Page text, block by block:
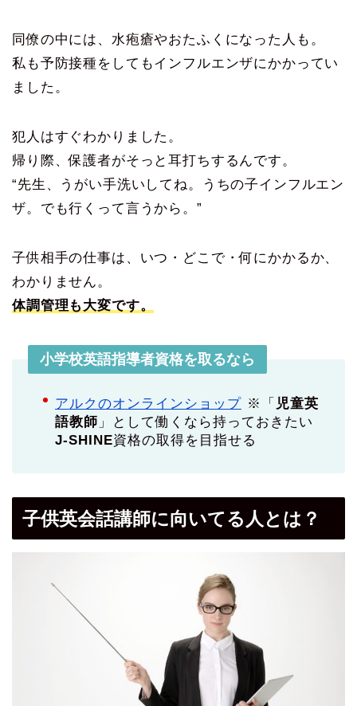
同僚の中には、水疱瘡やおたふくになった人も。
私も予防接種をしてもインフルエンザにかかってい
ました。
犯人はすぐわかりました。
帰り際、保護者がそっと耳打ちするんです。
“先生、うがい手洗いしてね。うちの子インフルエン
ザ。でも行くって言うから。”
子供相手の仕事は、いつ・どこで・何にかかるか、
わかりません。
体調管理も大変です。
小学校英語指導者資格を取るなら
アルクのオンラインショップ ※「 児童英
語教師 」として働くなら持っておきたい
J-SHINE資格の取得を目指せる
子供英会話講師に向いてる人とは？